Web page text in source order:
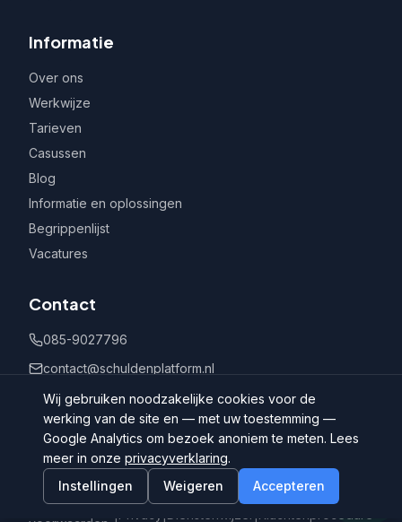
Informatie
Over ons
Werkwijze
Tarieven
Casussen
Blog
Informatie en oplossingen
Begrippenlijst
Vacatures
Contact
085-9027796
contact@schuldenplatform.nl
Postbus 802, 7400 AV Deventer
©
Schuldenplatform.nl
Algemene
Wij gebruiken noodzakelijke cookies voor de
werking van de site en — met uw toestemming —
Google Analytics om bezoek anoniem te meten. Lees
meer in onze privacyverklaring.
Instellingen
Weigeren Accepteren